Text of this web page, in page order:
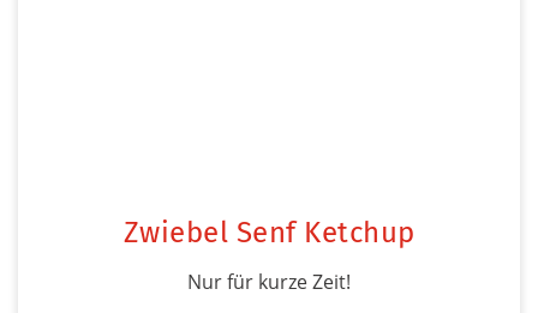
Zwiebel Senf Ketchup
Nur für kurze Zeit!